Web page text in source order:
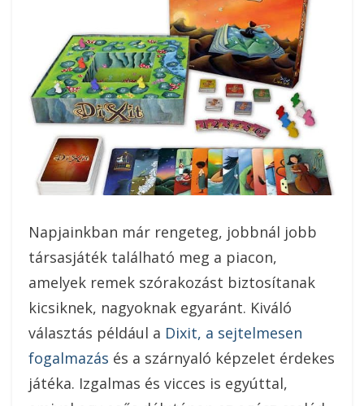
Napjainkban már rengeteg, jobbnál jobb
társasjáték található meg a piacon,
amelyek remek szórakozást biztosítanak
kicsiknek, nagyoknak egyaránt. Kiváló
választás például a Dixit, a sejtelmesen
fogalmazás és a szárnyaló képzelet érdekes
játéka. Izgalmas és vicces is egyúttal,